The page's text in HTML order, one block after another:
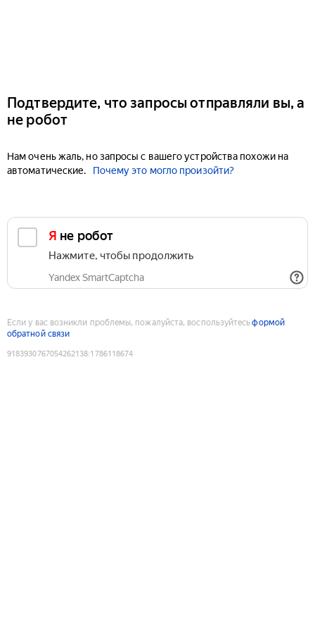
Подтвердите, что запросы отправляли вы, а
не робот
Нам очень жаль, но запросы с вашего устройства похожи на
автоматические.
Почему это могло произойти?
Я не робот
Нажмите, чтобы продолжить
Yandex SmartCaptcha
Если у вас возникли проблемы, пожалуйста, воспользуйтесьформой
обратной связи
9183930767054262138:1786118674